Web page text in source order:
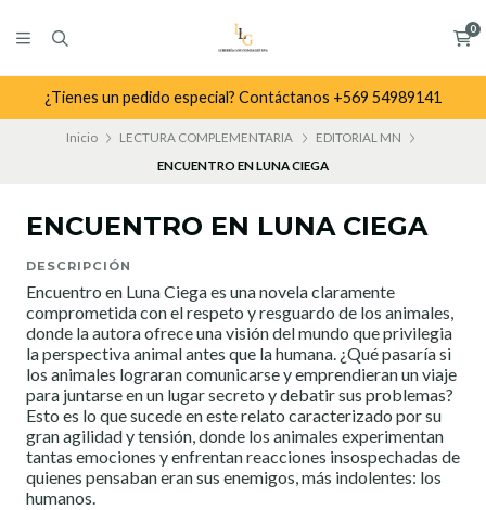
0
¿Tienes un pedido especial? Contáctanos +569 54989141
Inicio LECTURA COMPLEMENTARIA
EDITORIAL MN
ENCUENTRO EN LUNA CIEGA
ENCUENTRO EN LUNA CIEGA
DESCRIPCIÓN
Encuentro en Luna Ciega es una novela claramente
comprometida con el respeto y resguardo de los animales,
donde la autora ofrece una visión del mundo que privilegia
la perspectiva animal antes que la humana. ¿Qué pasaría si
los animales lograran comunicarse y emprendieran un viaje
para juntarse en un lugar secreto y debatir sus problemas?
Esto es lo que sucede en este relato caracterizado por su
gran agilidad y tensión, donde los animales experimentan
tantas emociones y enfrentan reacciones insospechadas de
quienes pensaban eran sus enemigos, más indolentes: los
humanos.